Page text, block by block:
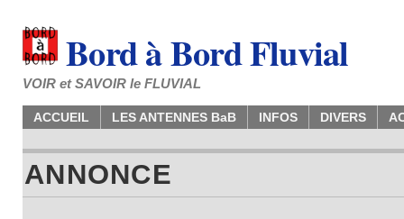
Bord à Bord Fluvial
VOIR et SAVOIR le FLUVIAL
ACCUEIL LES ANTENNES BaB INFOS DIVERS
ANNONCE